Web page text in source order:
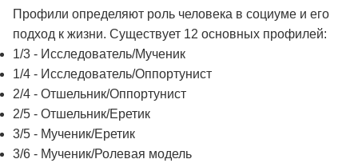
Профили определяют роль человека в социуме и его
подход к жизни. Существует 12 основных профилей:
1/3 - Исследователь/Мученик
1/4 - Исследователь/Оппортунист
2/4 - Отшельник/Оппортунист
2/5 - Отшельник/Еретик
3/5 - Мученик/Еретик
3/6 - Мученик/Ролевая модель